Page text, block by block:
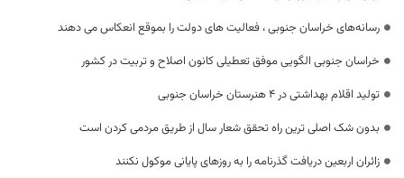
رسانه‌های خراسان جنوبی ، فعالیت های دولت را بموقع انعکاس می دهند
خراسان جنوبی الگویی موفق تعطیلی کانون اصلاح و تربیت در کشور
تولید اقلام بهداشتی در ۴ هنرستان خراسان جنوبی
بدون شک اصلی ترین راه تحقق شعار سال از طریق مردمی کردن است
زائران اربعین دریافت گذرنامه را به روزهای پایانی موکول نکنند